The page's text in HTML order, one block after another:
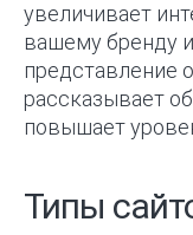
увеличивает
вашему бренду
представление
рассказывает
повышает
Типы